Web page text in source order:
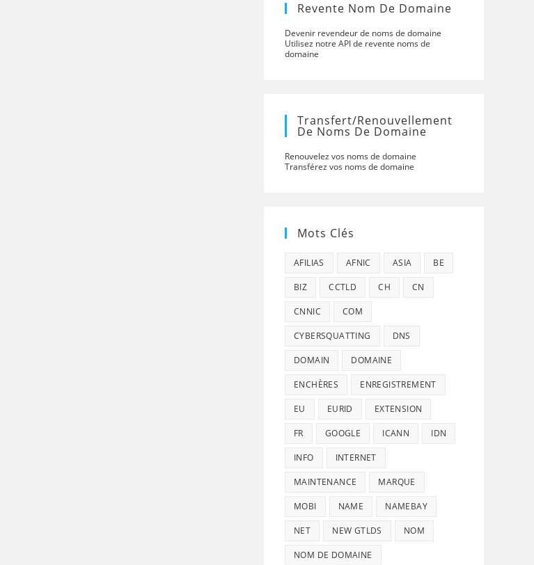
Revente Nom De Domaine
Devenir revendeur de noms de domaine
Utilisez notre API de revente noms de
domaine
Transfert/renouvellement
De Noms De Domaine
Renouvelez vos noms de domaine
Transférez vos noms de domaine
Mots Clés
AFILIAS AFNIC ASIA BE
BIZ CCTLD CH CN
CNNIC COM
CYBERSQUATTING DNS
DOMAIN DOMAINE
ENCHÈRES ENREGISTREMENT
EU EURID EXTENSION
FR GOOGLE ICANN IDN
INFO INTERNET
MAINTENANCE MARQUE
MOBI NAME NAMEBAY
NET NEW GTLDS NOM
NOM DE DOMAINE